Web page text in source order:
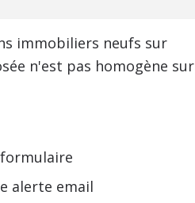
immobiliers neufs sur
n'est pas homogène sur
alerte email